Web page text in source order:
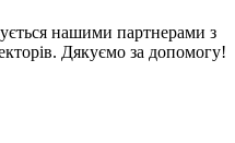
нашими партнерами з
Дякуємо за допомогу!